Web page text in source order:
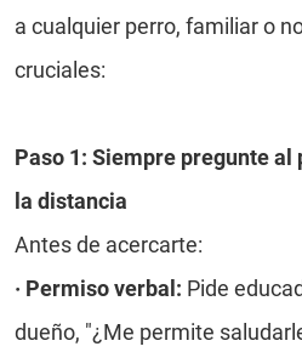
a cualquier perro, familiar o
cruciales:
Paso 1: Siempre pregunte
la distancia
Antes de acercarte:
· Permiso verbal: Pide
dueño, "¿Me permite